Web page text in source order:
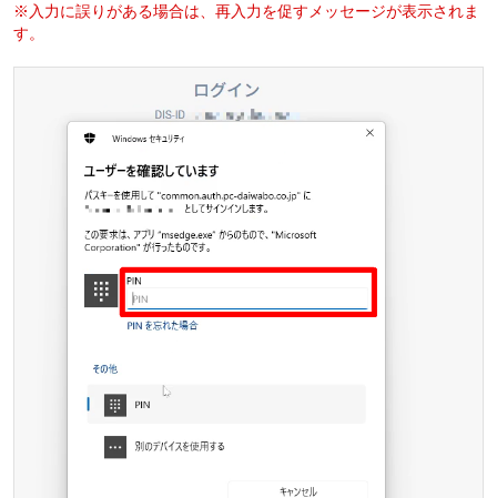
※入力に誤りがある場合は、再入力を促すメッセージが表示されま
す。